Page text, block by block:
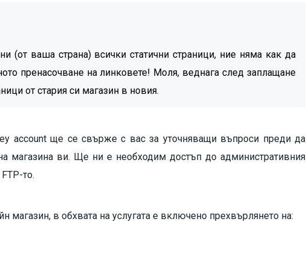
(от ваша страна) всички статични страници, ние няма как да
пренасочване на линковете! Моля, веднага след заплащане
от стария си магазин в новия.
account ще се свърже с вас за уточняващи въпроси преди да
магазина ви. Ще ни е необходим достъп до административния
то.
магазин, в обхвата на услугата е включено прехвърлянето на: